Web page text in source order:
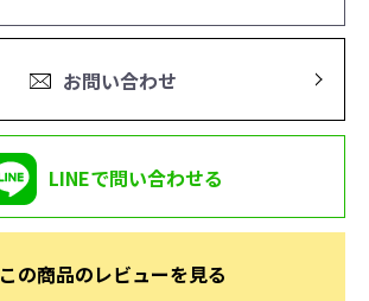
お問い合わせ
LINEで問い合わせる
この商品のレビューを見る